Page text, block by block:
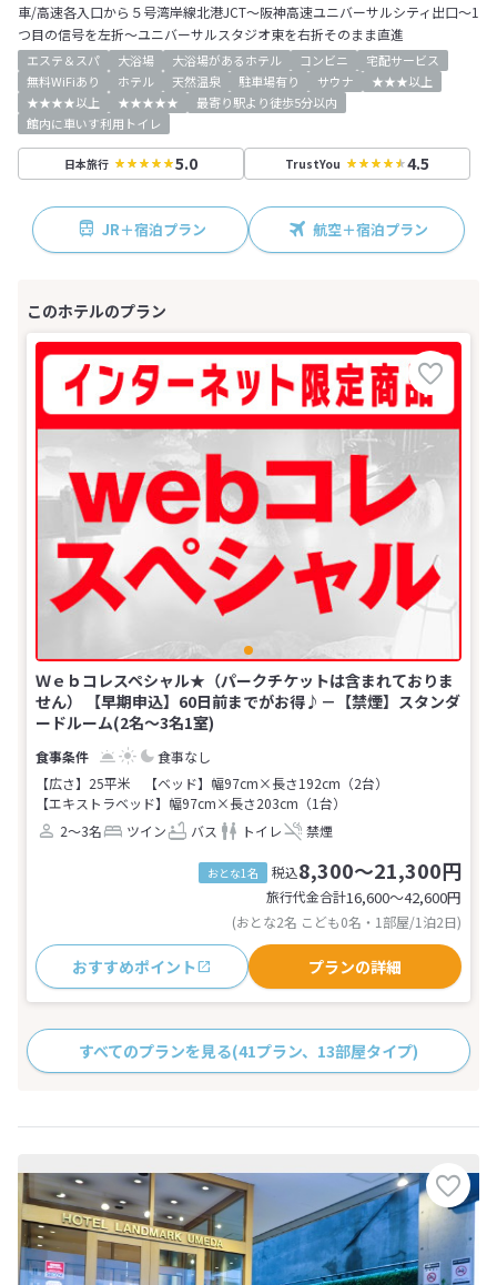
車/高速各入口から５号湾岸線北港JCT～阪神高速ユニバーサルシティ出口～1
つ目の信号を左折～ユニバーサルスタジオ東を右折そのまま直進
エステ＆スパ 大浴場 大浴場があるホテル コンビニ
宅配サービス
無料WiFiあり
ホテル 天然温泉 駐車場有り サウナ
★★★以上
★★★★以上
★★★★★
最寄り駅より徒歩5分以内
館内に車いす利用トイレ
日本旅行 5.0 TrustYou 4.5
JR＋宿泊プラン 航空＋宿泊プラン
Ｗｅｂコレスペシャル★（パークチケットは含まれておりま
せん） 【早期申込】60日前までがお得♪－【禁煙】スタンダ
ードルーム(2名～3名1室)
食事なし
【広さ】25平米
【ベッド】幅97cm×長さ192cm（2台）
【エキストラベッド】幅97cm×長さ203cm（1台）
2～3名
ツイン バス トイレ 禁煙
おとな1名 税込8,300～21,300円
旅行代金合計16,600〜42,600円
(おとな2名 こども0名・1部屋/1泊2日)
おすすめポイント プランの詳細
すべてのプランを見る(41プラン、13部屋タイプ)